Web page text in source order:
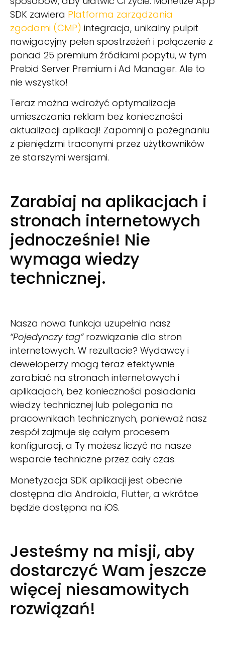
SDK zawiera Platforma zarządzania
zgodami (CMP) integracja, unikalny pulpit
nawigacyjny pełen spostrzeżeń i połączenie z
ponad 25 premium źródłami popytu, w tym
Prebid Server Premium i Ad Manager. Ale to
nie wszystko!
Teraz można wdrożyć optymalizacje
umieszczania reklam bez konieczności
aktualizacji aplikacji! Zapomnij o pożegnaniu
z pieniędzmi traconymi przez użytkowników
ze starszymi wersjami.
Zarabiaj na aplikacjach i
stronach internetowych
jednocześnie! Nie
wymaga wiedzy
technicznej.
Nasza nowa funkcja uzupełnia nasz
“Pojedynczy tag”rozwiązanie dla stron
internetowych. W rezultacie? Wydawcy i
deweloperzy mogą teraz efektywnie
zarabiać na stronach internetowych i
aplikacjach, bez konieczności posiadania
wiedzy technicznej lub polegania na
pracownikach technicznych, ponieważ nasz
zespół zajmuje się całym procesem
konfiguracji, a Ty możesz liczyć na nasze
wsparcie techniczne przez cały czas.
Monetyzacja SDK aplikacji jest obecnie
dostępna dla Androida, Flutter, a wkrótce
będzie dostępna na iOS.
Jesteśmy na misji, aby
dostarczyć Wam jeszcze
więcej niesamowitych
rozwiązań!